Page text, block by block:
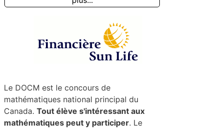
Le DOCM est le concours de
mathématiques national principal du
Canada. Tout élève s'intéressant aux
mathématiques peut y participer. Le